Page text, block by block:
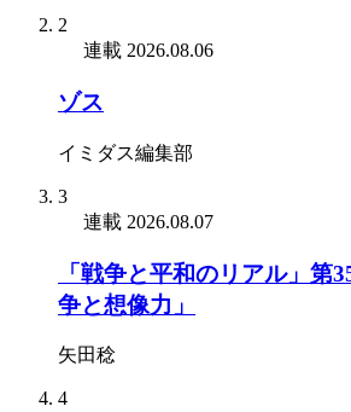
2
連載 2026.08.06
ゾス
イミダス編集部
3
連載 2026.08.07
「戦争と平和のリアル」
争と想像力」
矢田稔
4